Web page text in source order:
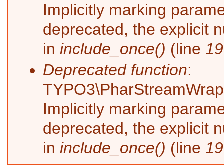
Implicitly marking
deprecated, the explicit
ininclude_once() (line 19
Deprecated function:
Implicitly marking
deprecated, the explicit
ininclude_once() (line 19